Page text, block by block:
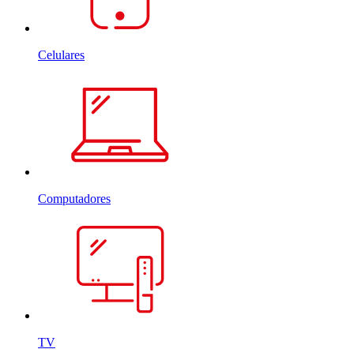
Celulares
Computadores
TV